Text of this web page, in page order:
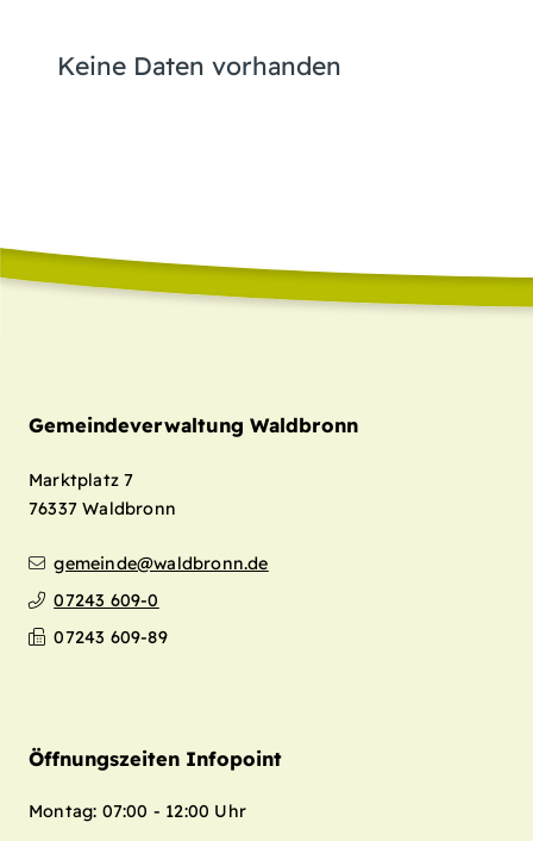
Keine Daten vorhanden
Gemeindeverwaltung Waldbronn
Marktplatz 7
76337 Waldbronn
gemeinde@waldbronn.de
07243 609-0
07243 609-89
Öffnungszeiten Infopoint
Montag: 07:00 - 12:00 Uhr